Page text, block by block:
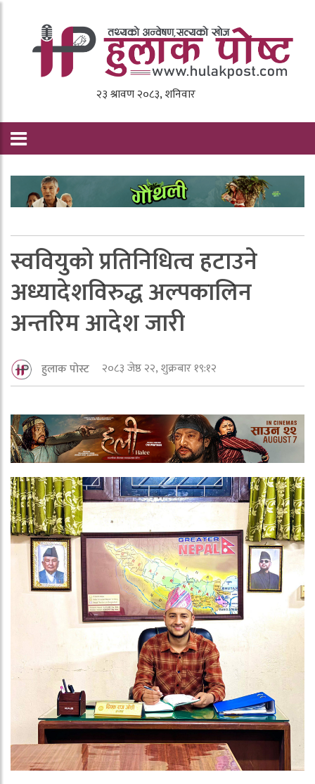
स्ववियुको प्रतिनिधित्व हटाउने
अध्यादेशविरुद्ध अल्पकालिन
अन्तरिम आदेश जारी
हुलाक पोस्ट २०८३ जेष्ठ २२, शुक्रबार १९:१२